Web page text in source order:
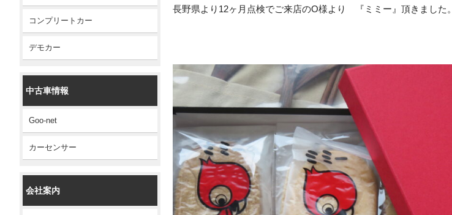
コンプリートカー
デモカー
中古車情報
Goo-net
カーセンサー
会社案内
長野県より12ヶ月点検でご来店のO様より 『ミミー』頂きました。